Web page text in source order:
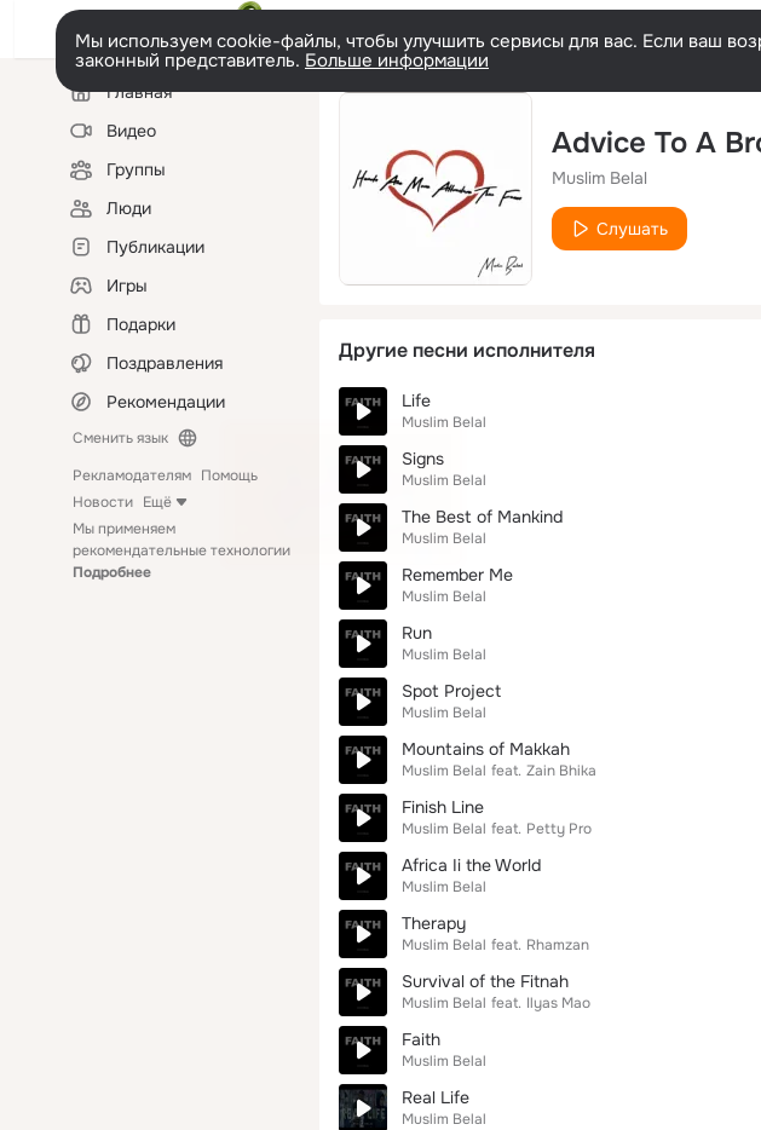
Мы используем cookie-файлы, чтобы улучшить сервисы для вас. Если ваш
законный представитель. Больше информации
Левая
колонкаГлавная
Видео
Группы
Люди
Публикации
Игры
Подарки
Поздравления
Рекомендации
Сменить язык
Рекламодателям Помощь
Новости Ещё
Мы применяем
рекомендательные технологии
Подробнее
Advice To A
Muslim Belal
Слушать
Другие песни исполнителя
Life
Muslim Belal
Signs
Muslim Belal
The Best of Mankind
Muslim Belal
Remember Me
Muslim Belal
Run
Muslim Belal
Spot Project
Muslim Belal
Mountains of Makkah
Muslim Belal feat. Zain Bhika
Finish Line
Muslim Belal feat. Petty Pro
Africa Ii the World
Muslim Belal
Therapy
Muslim Belal feat. Rhamzan
Survival of the Fitnah
Muslim Belal feat. Ilyas Mao
Faith
Muslim Belal
Real Life
Muslim Belal